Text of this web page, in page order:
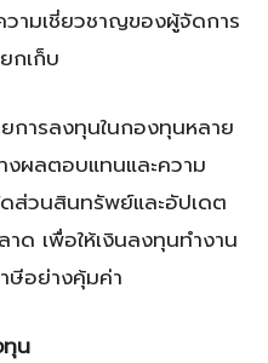
ามเชี่ยวชาญของผู้จัดการ
กเก็บ
การลงทุนในกองทุนหลาย
งผลตอบแทนและความ
ส่วนสินทรัพย์และอัปเดต
ด เพื่อให้เงินลงทุนทำงาน
ษีอย่างคุ้มค่า
ทุน